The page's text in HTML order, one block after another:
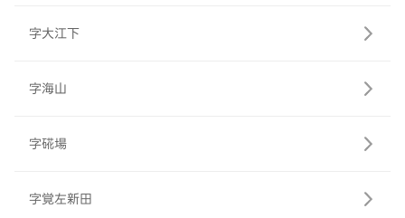
字大江下
字海山
字硴場
字覚左新田